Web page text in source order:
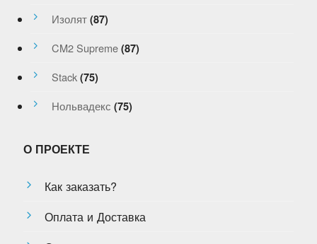
Изолят (87)
CM2 Supreme (87)
Stack (75)
Нольвадекс (75)
О ПРОЕКТЕ
Как заказать?
Оплата и Доставка